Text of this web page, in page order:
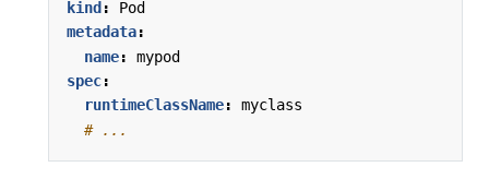
kind :
Pod
metadata:
name:
mypod
spec:
runtimeClassName:
myclass
# ...